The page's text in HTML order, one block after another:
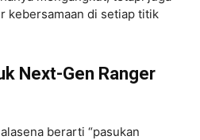
kebersamaan di setiap titik
Next-Gen Ranger
berarti “pasukan